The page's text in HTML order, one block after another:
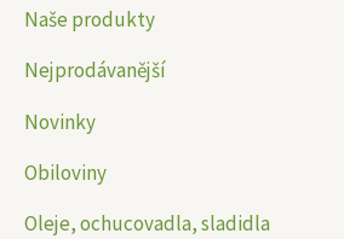
Naše produkty
Nejprodávanější
Novinky
Obiloviny
Oleje, ochucovadla, sladidla